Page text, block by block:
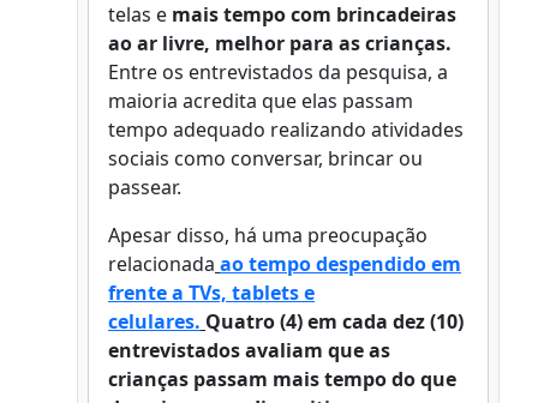
telas e mais tempo com brincadeiras
ao ar livre, melhor para as crianças.
Entre os entrevistados da pesquisa, a
maioria acredita que elas passam
tempo adequado realizando atividades
sociais como conversar, brincar ou
passear.
Apesar disso, há uma preocupação
relacionada ao tempo despendido em
frente a TVs, tablets e
celulares. Quatro (4) em cada dez (10)
entrevistados avaliam que as
crianças passam mais tempo do que